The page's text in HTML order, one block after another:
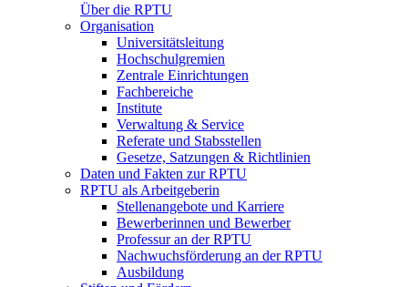
Über die RPTU
Organisation
Universitätsleitung
Hochschulgremien
Zentrale Einrichtungen
Fachbereiche
Institute
Verwaltung & Service
Referate und Stabsstellen
Gesetze, Satzungen & Richtlinien
Daten und Fakten zur RPTU
RPTU als Arbeitgeberin
Stellenangebote und Karriere
Bewerberinnen und Bewerber
Professur an der RPTU
Nachwuchsförderung an der RPTU
Ausbildung